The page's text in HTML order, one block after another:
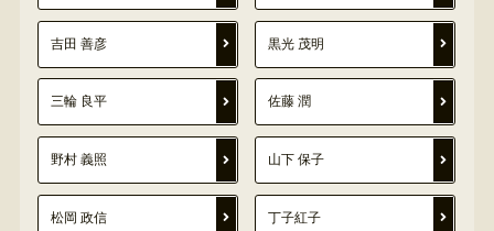
吉田 善彦 黒光 茂明
三輪 良平 佐藤 潤
野村 義照 山下 保子
松岡 政信 丁子紅子